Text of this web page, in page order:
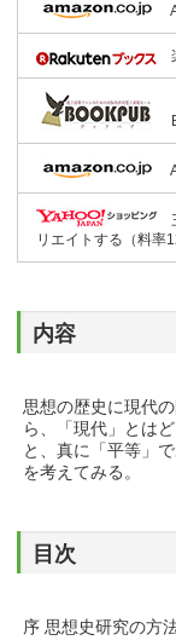
リエイトする（料率
内容
思想の歴史に現代
ら、「現代」とは
と、真に「平等」
を考えてみる。
目次
序 思想史研究の方